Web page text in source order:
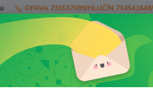
Hledat
OPAVA 733537099/HLUČÍN